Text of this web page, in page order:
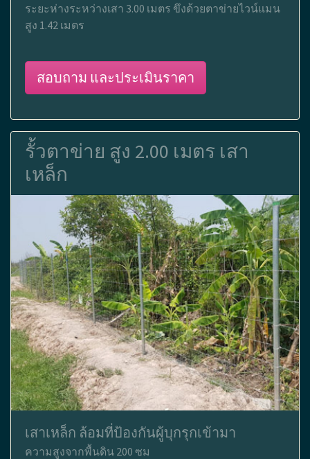
ระยะห่างระหว่างเสา 3.00 เมตร ขึงด้วยตาข่ายไวน์แมน
สูง 1.42 เมตร
สอบถาม และประเมินราคา
รั้วตาข่าย สูง 2.00 เมตร เสา
เหล็ก
เสาเหล็ก ล้อมที่ป้องกันผู้บุกรุกเข้ามา
ความสูงจากพื้นดิน 200 ซม